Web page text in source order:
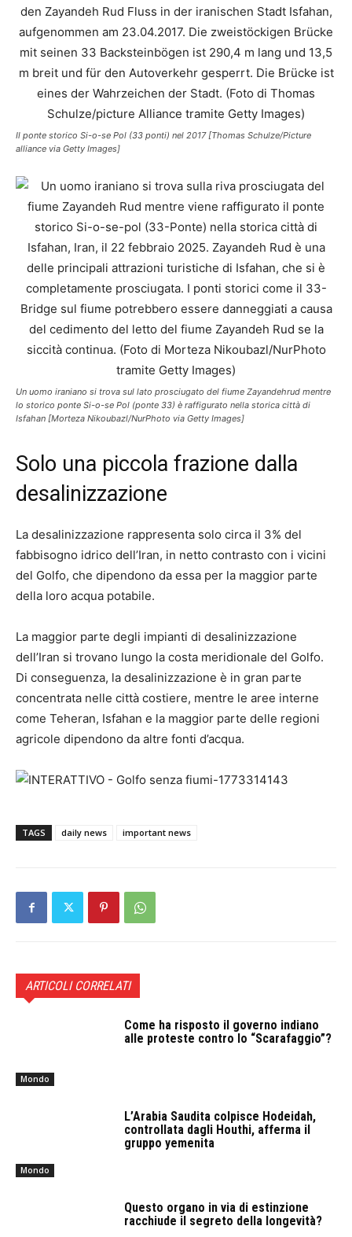
Il ponte storico Si-o-se Pol (33 ponti) nel 2017 [Thomas Schulze/Picture
alliance via Getty Images]
Un uomo iraniano si trova sul lato prosciugato del fiume Zayandehrud mentre
lo storico ponte Si-o-se Pol (ponte 33) è raffigurato nella storica città di
Isfahan [Morteza Nikoubazl/NurPhoto via Getty Images]
Solo una piccola frazione dalla
desalinizzazione
La desalinizzazione rappresenta solo circa il 3% del
fabbisogno idrico dell’Iran, in netto contrasto con i vicini
del Golfo, che dipendono da essa per la maggior parte
della loro acqua potabile.
La maggior parte degli impianti di desalinizzazione
dell’Iran si trovano lungo la costa meridionale del Golfo.
Di conseguenza, la desalinizzazione è in gran parte
concentrata nelle città costiere, mentre le aree interne
come Teheran, Isfahan e la maggior parte delle regioni
agricole dipendono da altre fonti d’acqua.
TAGS daily news important news
ARTICOLI CORRELATI
Mondo
Come ha risposto il governo indiano
alle proteste contro lo “Scarafaggio”?
Mondo
L’Arabia Saudita colpisce Hodeidah,
controllata dagli Houthi, afferma il
gruppo yemenita
Questo organo in via di estinzione
racchiude il segreto della longevità?